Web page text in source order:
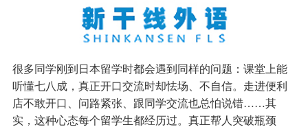
很多同学刚到日本留学时都会遇到同样的问题：课堂上能
听懂七八成，真正开口交流时却怯场、不自信。走进便利
店不敢开口、问路紧张、跟同学交流也总怕说错……其
实，这种心态每个留学生都经历过。真正帮人突破瓶颈